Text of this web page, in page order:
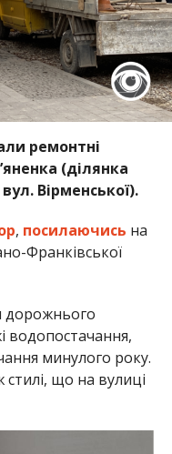
ремонтні
(ділянка
Вірменської).
, посилаючись на
Франківської
дорожнього
водопостачання,
минулого року.
що на вулиці